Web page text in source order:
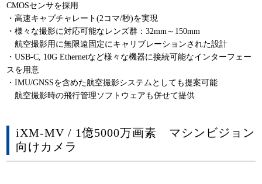
CMOSセンサを採用
・高速キャプチャレート(2コマ/秒)を実現
・様々な撮影に対応可能なレンズ群：32mm～150mm
航空撮影用に無限遠固定にキャリブレーションされた設計
・USB-C, 10G Ethernetなど様々な機器に接続可能なインターフェー
スを用意
・IMU/GNSSを含めた航空撮影システムとしても提案可能
航空撮影時の飛行管理ソフトウェアも併せて提供
iXM-MV / 1億5000万画素 マシンビジョン
向けカメラ